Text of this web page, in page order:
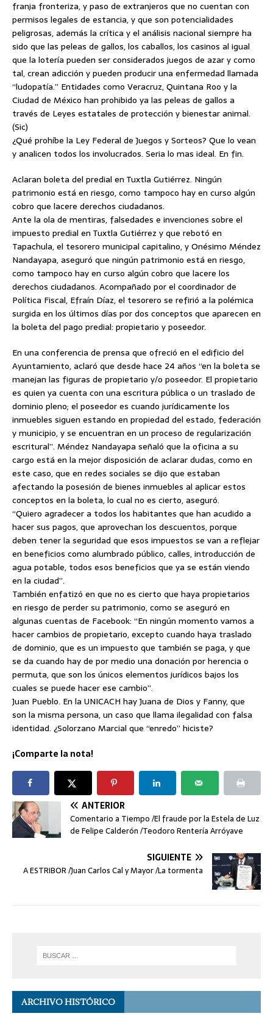
franja fronteriza, y paso de extranjeros que no cuentan con
permisos legales de estancia, y que son potencialidades
peligrosas, además la crítica y el análisis nacional siempre ha
sido que las peleas de gallos, los caballos, los casinos al igual
que la lotería pueden ser considerados juegos de azar y como
tal, crean adicción y pueden producir una enfermedad llamada
“ludopatía.” Entidades como Veracruz, Quintana Roo y la
Ciudad de México han prohibido ya las peleas de gallos a
través de Leyes estatales de protección y bienestar animal.
(Sic)
¿Qué prohíbe la Ley Federal de Juegos y Sorteos? Que lo vean
y analicen todos los involucrados. Seria lo mas ideal. En fin.
Aclaran boleta del predial en Tuxtla Gutiérrez. Ningún
patrimonio está en riesgo, como tampoco hay en curso algún
cobro que lacere derechos ciudadanos.
Ante la ola de mentiras, falsedades e invenciones sobre el
impuesto predial en Tuxtla Gutiérrez y que rebotó en
Tapachula, el tesorero municipal capitalino, y Onésimo Méndez
Nandayapa, aseguró que ningún patrimonio está en riesgo,
como tampoco hay en curso algún cobro que lacere los
derechos ciudadanos. Acompañado por el coordinador de
Política Fiscal, Efraín Díaz, el tesorero se refirió a la polémica
surgida en los últimos días por dos conceptos que aparecen en
la boleta del pago predial: propietario y poseedor.
En una conferencia de prensa que ofreció en el edificio del
Ayuntamiento, aclaró que desde hace 24 años “en la boleta se
manejan las figuras de propietario y/o poseedor. El propietario
es quien ya cuenta con una escritura pública o un traslado de
dominio pleno; el poseedor es cuando jurídicamente los
inmuebles siguen estando en propiedad del estado, federación
y municipio, y se encuentran en un proceso de regularización
escritural”. Méndez Nandayapa señaló que la oficina a su
cargo está en la mejor disposición de aclarar dudas, como en
este caso, que en redes sociales se dijo que estaban
afectando la posesión de bienes inmuebles al aplicar estos
conceptos en la boleta, lo cual no es cierto, aseguró.
“Quiero agradecer a todos los habitantes que han acudido a
hacer sus pagos, que aprovechan los descuentos, porque
deben tener la seguridad que esos impuestos se van a reflejar
en beneficios como alumbrado público, calles, introducción de
agua potable, todos esos beneficios que ya se están viendo
en la ciudad”.
También enfatizó en que no es cierto que haya propietarios
en riesgo de perder su patrimonio, como se aseguró en
algunas cuentas de Facebook: “En ningún momento vamos a
hacer cambios de propietario, excepto cuando haya traslado
de dominio, que es un impuesto que también se paga, y que
se da cuando hay de por medio una donación por herencia o
permuta, que son los únicos elementos jurídicos bajos los
cuales se puede hacer ese cambio”.
Juan Pueblo. En la UNICACH hay Juana de Dios y Fanny, que
son la misma persona, un caso que llama ilegalidad con falsa
identidad. ¿Solorzano Marcial que “enredo” hiciste?
¡Comparte la nota!
ANTERIOR
Comentario a Tiempo /El fraude por la Estela de Luz
de Felipe Calderón /Teodoro Rentería Arróyave
SIGUIENTE
A ESTRIBOR /Juan Carlos Cal y Mayor /La tormenta
ARCHIVO HISTÓRICO